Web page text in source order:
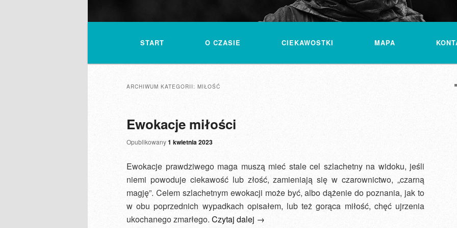
START O CZASIE CIEKAWOSTKI MAPA
ARCHIWUM KATEGORII: MIŁOŚĆ
Ewokacje miłości
Opublikowany1 kwietnia 2023
Ewokacje prawdziwego maga muszą mieć stale cel szlachetny na widoku, jeśli
niemi powoduje ciekawość lub złość, zamieniają się w czarownictwo, „czarną
magję”. Celem szla­chetnym ewokacji może być, albo dążenie do poznania, jak to
w obu poprzednich wypadkach opisałem, lub też gorąca mi­łość, chęć ujrzenia
ukochanego zmarłego. Czytaj dalej →